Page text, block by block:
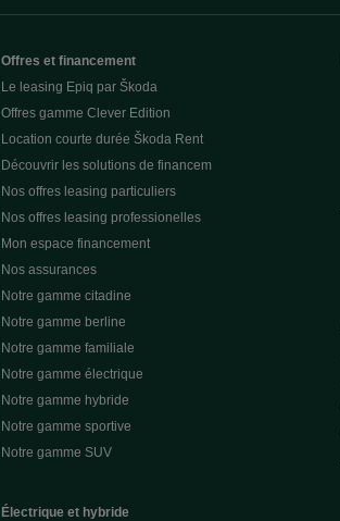
Offres et financement
Le leasing Epiq par Škoda
Offres gamme Clever Edition
Location courte durée Škoda Rent
Découvrir les solutions de financem
Nos offres leasing particuliers
Nos offres leasing professionelles
Mon espace financement
Nos assurances
Notre gamme citadine
Notre gamme berline
Notre gamme familiale
Notre gamme électrique
Notre gamme hybride
Notre gamme sportive
Notre gamme SUV
Électrique et hybride